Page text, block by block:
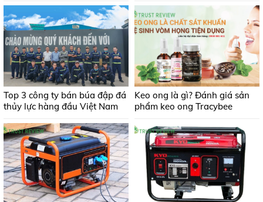
Top 3 công ty bán búa đập đá
thủy lực hàng đầu Việt Nam
Keo ong là gì? Đánh giá sản
phẩm keo ong Tracybee